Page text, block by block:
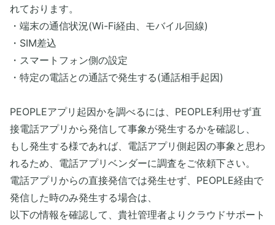
れております。
・端末の通信状況(Wi-Fi経由、モバイル回線)
・SIM差込
・スマートフォン側の設定
・特定の電話との通話で発生する(通話相手起因)
PEOPLEアプリ起因かを調べるには、PEOPLE利用せず直
接電話アプリから発信して事象が発生するかを確認し、
もし発生する様であれば、電話アプリ側起因の事象と思わ
れるため、電話アプリベンダーに調査をご依頼下さい。
電話アプリからの直接発信では発生せず、PEOPLE経由で
発信した時のみ発生する場合は、
以下の情報を確認して、貴社管理者よりクラウドサポート